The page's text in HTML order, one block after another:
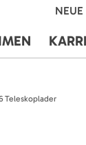
NEUE
Teleskoplader